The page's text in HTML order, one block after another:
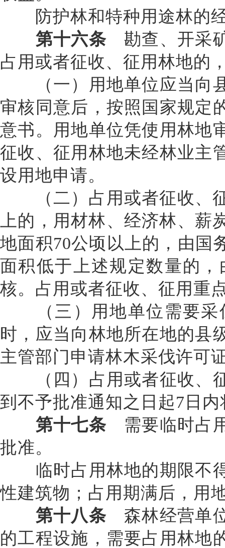
防护林和特种用途林的经
第十六条勘查、开采矿
占用或者征收、征用林地的
（一）用地单位应当向县
审核同意后，按照国家规定
意书。用地单位凭使用林地
征收、征用林地未经林业主
设用地申请。
（二）占用或者征收、征
上的，用材林、经济林、
地面积70公顷以上的，由国
面积低于上述规定数量的
核。占用或者征收、征用重
（三）用地单位需要采
时，应当向林地所在地的县
主管部门申请林木采伐许可
（四）占用或者征收、征
到不予批准通知之日起7日
第十七条需要临时占用
批准。
临时占用林地的期限不得
性建筑物；占用期满后，用
第十八条森林经营单位
的工程设施，需要占用林地